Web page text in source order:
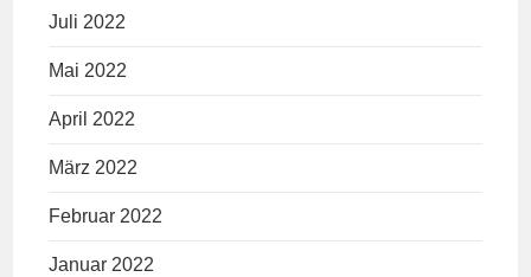
Juli 2022
Mai 2022
April 2022
März 2022
Februar 2022
Januar 2022